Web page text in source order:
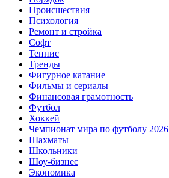
Происшествия
Психология
Ремонт и стройка
Софт
Теннис
Тренды
Фигурное катание
Фильмы и сериалы
Финансовая грамотность
Футбол
Хоккей
Чемпионат мира по футболу 2026
Шахматы
Школьники
Шоу-бизнес
Экономика